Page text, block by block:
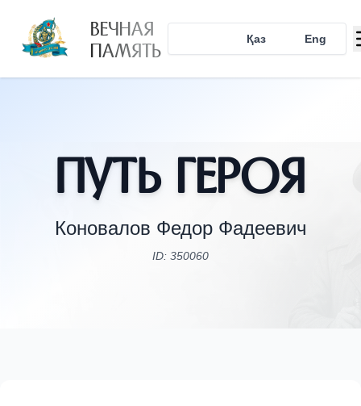
ВЕЧНАЯ
ПАМЯТЬ Қаз Eng
Путь Героя
Коновалов Федор Фадеевич
ID: 350060